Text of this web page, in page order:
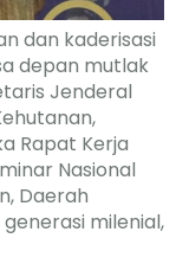
dan kaderisasi
depan mutlak
Jenderal
Rapat Kerja
Nasional
Daerah
milenial,